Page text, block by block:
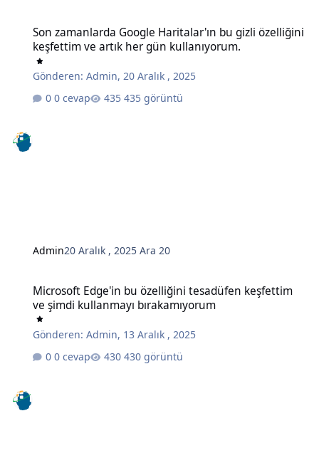
Son zamanlarda Google Haritalar'ın bu gizli özelliğini
keşfettim ve artık her gün kullanıyorum.
Gönderen:Admin,20 Aralık , 2025
0 cevap
435 görüntü
Admin20 Aralık , 2025Ara 20
Microsoft Edge'in bu özelliğini tesadüfen keşfettim
ve şimdi kullanmayı bırakamıyorum
Gönderen:Admin, 13 Aralık , 2025
0 cevap
430 görüntü